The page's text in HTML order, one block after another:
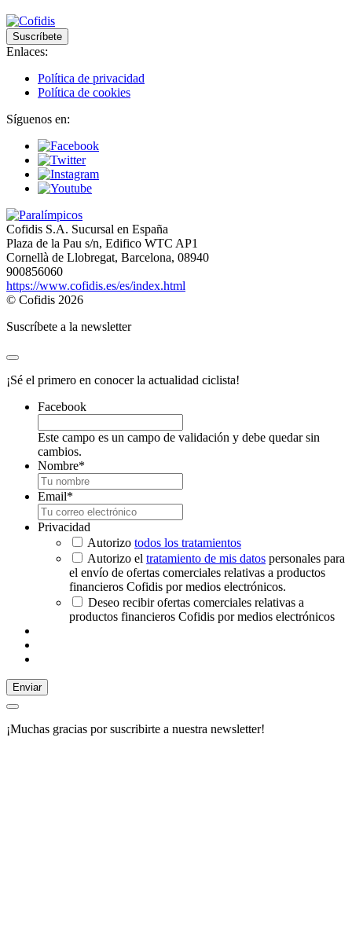
Suscríbete
Enlaces:
Política de privacidad
Política de cookies
Síguenos en:
Cofidis S.A. Sucursal en España
Plaza de la Pau s/n, Edifico WTC AP1
Cornellà de Llobregat, Barcelona, 08940
900856060
https://www.cofidis.es/es/index.html
© Cofidis 2026
Suscríbete a la newsletter
¡Sé el primero en conocer la actualidad ciclista!
Facebook
Este campo es un campo de validación y debe quedar sin
cambios.
Nombre*
Email*
Privacidad
Autorizo todos los tratamientos
Autorizo el tratamiento de mis datos personales para
el envío de ofertas comerciales relativas a productos
financieros Cofidis por medios electrónicos.
Deseo recibir ofertas comerciales relativas a
productos financieros Cofidis por medios electrónicos
Enviar
¡Muchas gracias por suscribirte a nuestra newsletter!